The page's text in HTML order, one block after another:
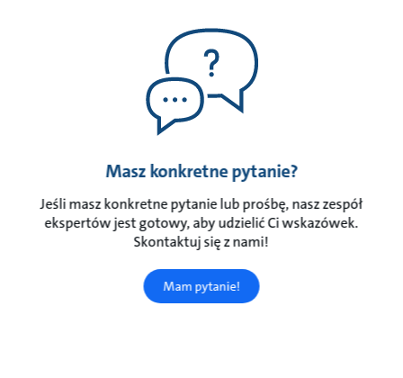
Masz konkretne pytanie?
Jeśli masz konkretne pytanie lub prośbę, nasz zespół
ekspertów jest gotowy, aby udzielić Ci wskazówek.
Skontaktuj się z nami!
Mam pytanie!